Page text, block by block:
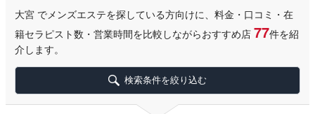
大宮 でメンズエステを探している方向けに、料金・口コミ・在
籍セラピスト数・営業時間を比較しながらおすすめ店77件を紹
介します。
検索条件を絞り込む